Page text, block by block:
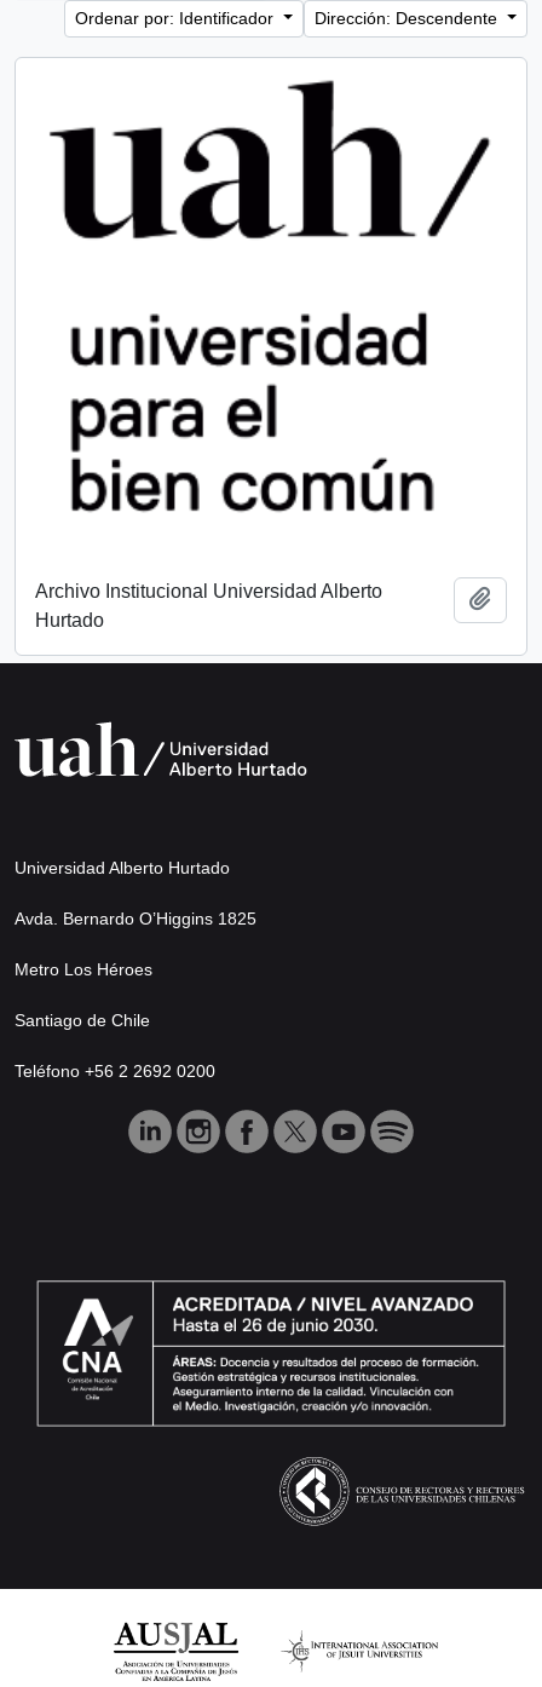
Ordenar por: Identificador
Dirección: Descendente
Archivo Institucional Universidad Alberto
Hurtado
Universidad Alberto Hurtado
Avda. Bernardo O’Higgins 1825
Metro Los Héroes
Santiago de Chile
Teléfono +56 2 2692 0200